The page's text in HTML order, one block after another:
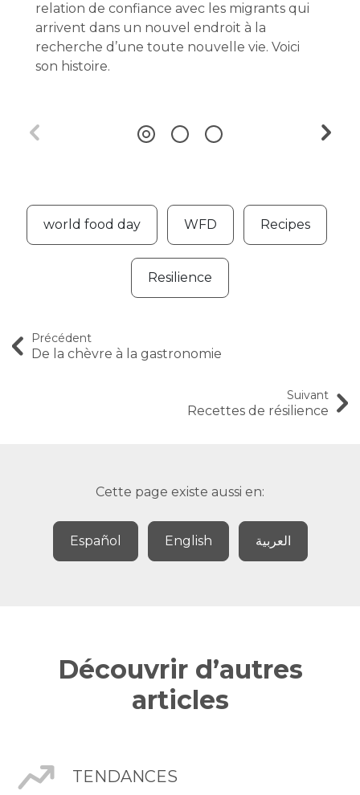
relation de confiance avec les migrants qui
arrivent dans un nouvel endroit à la
recherche d’une toute nouvelle vie. Voici
son histoire.
world food day WFD Recipes
Resilience
Précédent
De la chèvre à la gastronomie
Suivant
Recettes de résilience
Cette page existe aussi en:
Español English العربية
Découvrir d’autres
articles
TENDANCES